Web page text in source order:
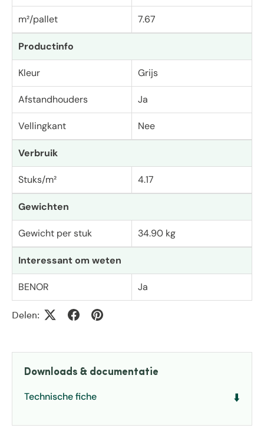
m²/pallet 7.67
Productinfo
Kleur Grijs
Afstandhouders Ja
Vellingkant Nee
Verbruik
Stuks/m² 4.17
Gewichten
Gewicht per stuk 34.90 kg
Interessant om weten
BENOR Ja
Delen:
Downloads & documentatie
Technische fiche ⬇️